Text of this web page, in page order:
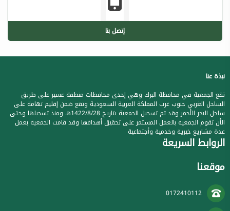
إتصل بنا
نبذة عنا
تقع الجمعية في محافظة البرك وهي إحدى محافظات منطقة عسير على طريق
الساحل الغربي جنوب غرب المملكة العربية السعودية وتقع ضمن إقليم تهامة على
ساحل البحر الأحمر وقد تم تسجيل الجمعية بتاريخ 1422/8/28هـ ومنذ تسجيلها وحتى
الأن تقوم الجمعية بالعمل المستمر على تحقيق أهدافها وقد قامت الجمعية بعمل
عدة مشاريع خيرية وخدمية وأجتماعية
الروابط السريعة
موقعنا
0172410112